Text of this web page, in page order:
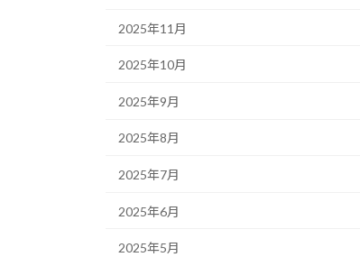
2025年11月
2025年10月
2025年9月
2025年8月
2025年7月
2025年6月
2025年5月